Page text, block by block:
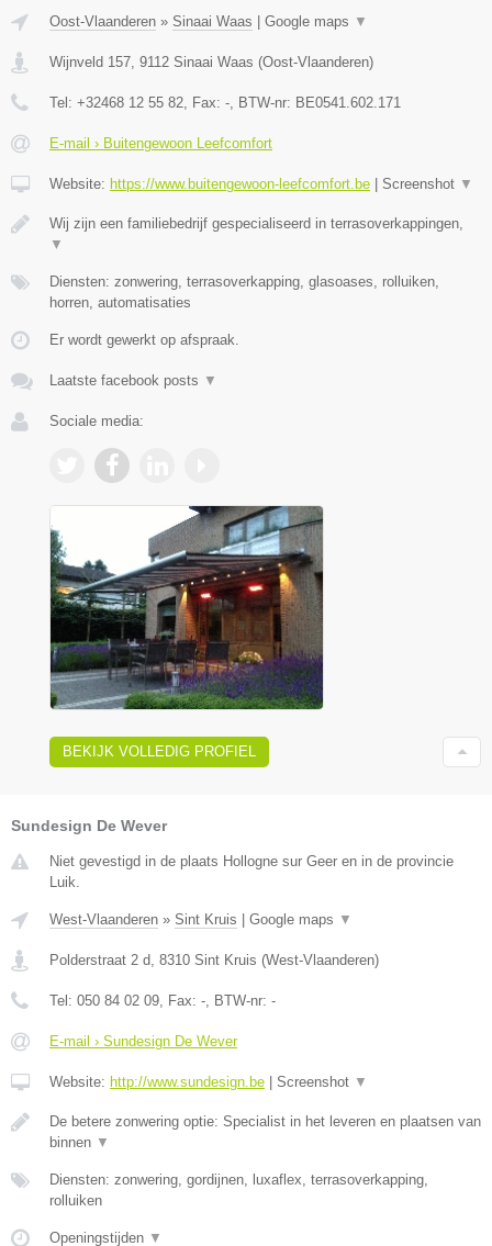
Oost-Vlaanderen » Sinaai Waas | Google maps ▼
Wijnveld 157 9112 Sinaai Waas (Oost-Vlaanderen)
Tel: +32468 12 55 82 , Fax: - , BTW-nr: BE0541.602.171
E-mail › Buitengewoon Leefcomfort
Website: https://www.buitengewoon-leefcomfort.be | Screenshot ▼
Wij zijn een familiebedrijf gespecialiseerd in terrasoverkappingen,
▼
Diensten: zonwering, terrasoverkapping, glasoases, rolluiken,
horren, automatisaties
Er wordt gewerkt op afspraak.
Laatste facebook posts ▼
Sociale media:
BEKIJK VOLLEDIG PROFIEL
Sundesign De Wever
Niet gevestigd in de plaats Hollogne sur Geer en in de provincie
Luik.
West-Vlaanderen » Sint Kruis Google maps ▼
Polderstraat 2 d, 8310 Sint Kruis (West-Vlaanderen)
Tel: 050 84 02 09, Fax: -, BTW-nr: -
E-mail › Sundesign De Wever
Website: http://www.sundesign.be Screenshot ▼
De betere zonwering optie: Specialist in het leveren en plaatsen van
binnen ▼
Diensten: zonwering, gordijnen, luxaflex, terrasoverkapping,
rolluiken
Openingstijden ▼